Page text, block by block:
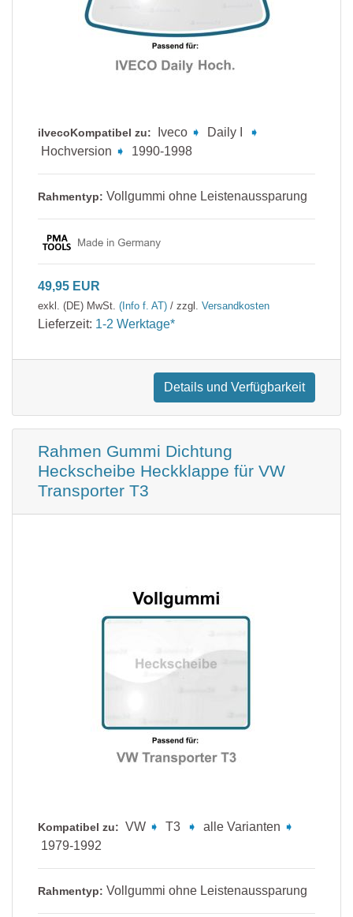
iIvecoKompatibel zu: Iveco ➧ Daily I
➧
Hochversion ➧ 1990-1998
Rahmentyp: Vollgummi ohne Leistenaussparung
49,95 EUR
exkl. (DE) MwSt. (Info f. AT) / zzgl. Versandkosten
Lieferzeit: 1-2 Werktage*
Details und Verfügbarkeit
Rahmen Gummi Dichtung
Heckscheibe Heckklappe für VW
Transporter T3
Kompatibel zu: VW ➧ T3 ➧ alle Varianten ➧
1979-1992
Rahmentyp: Vollgummi ohne Leistenaussparung